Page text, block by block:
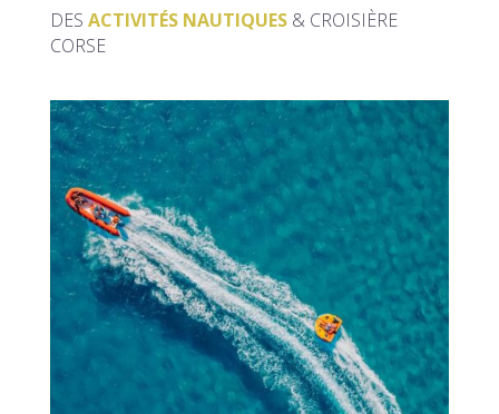
DES ACTIVITÉS NAUTIQUES& CROISIÈRE
CORSE